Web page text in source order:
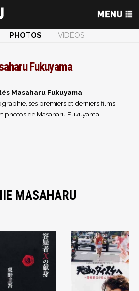
PHOTOS
VIDÉOS
Fukuyama
Masaharu Fukuyama
ses premiers et derniers films.
photos de Masaharu Fukuyama.
MASAHARU